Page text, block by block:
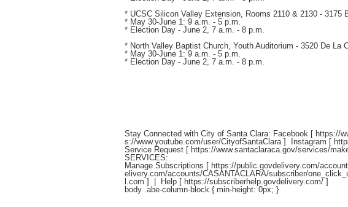
* UCSC Silicon Valley Extension, Rooms 2110 & 2130 - 3175
* May 30-June 1: 9 a.m. - 5 p.m.
* Election Day - June 2, 7 a.m. - 8 p.m.
* North Valley Baptist Church, Youth Auditorium - 3520 De La
* May 30-June 1: 9 a.m. - 5 p.m.
* Election Day - June 2, 7 a.m. - 8 p.m.
Stay Connected with City of Santa Clara: Facebook [ https://
s://www.youtube.com/user/CityofSantaClara] Instagram [
Service Request [ https://www.santaclaraca.gov/services/
SERVICES:
Manage Subscriptions [ https://public.govdelivery.com/
elivery.com/accounts/CASANTACLARA/subscriber/
l.com ] | Help [ https://subscriberhelp.govdelivery.com/ ]
body .abe-column-block { min-height: 0px; }